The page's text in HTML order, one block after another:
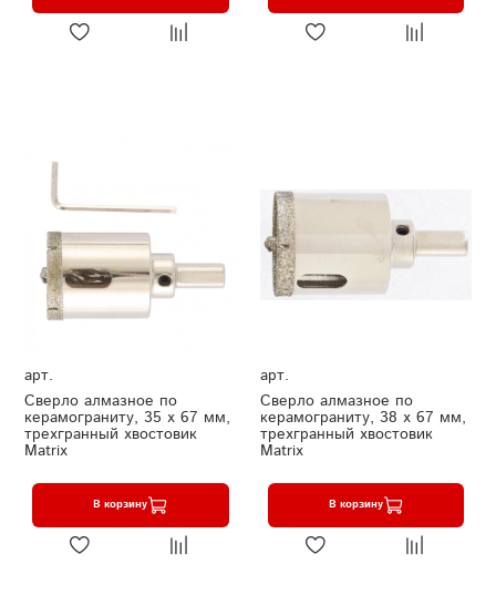
арт.
Сверло алмазное по
керамограниту, 35 х 67 мм,
трехгранный хвостовик
Matrix
В корзину
арт.
Сверло алмазное по
керамограниту, 38 х 67 мм,
трехгранный хвостовик
Matrix
В корзину